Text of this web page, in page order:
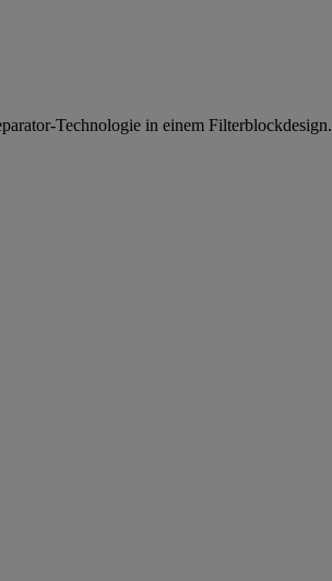
Technologie in einem Filterblockdesign.